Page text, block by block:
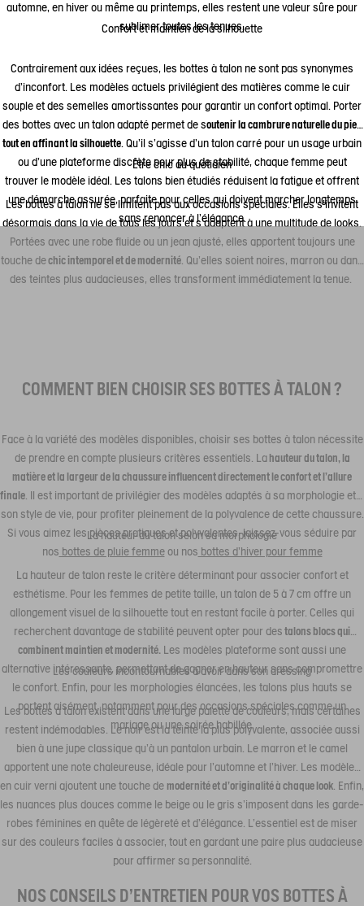
automne, en hiver ou même au printemps, elles restent une valeur sûre pour
sublimer toutes les tenues.
Confort et maintien de la silhouette
Contrairement aux idées reçues, les bottes à talon ne sont pas synonymes
d’inconfort. Les modèles actuels privilégient des matières comme le cuir
souple et des semelles amortissantes pour garantir un confort optimal. Porter
des bottes avec un talon adapté permet de soutenir la cambrure naturelle du pied
tout en affinant la silhouette. Qu’il s’agisse d’un talon carré pour un usage urbain
ou d’une plateforme discrète pour plus de stabilité, chaque femme peut
trouver le modèle idéal. Les talons bien étudiés réduisent la fatigue et offrent
une démarche assurée, parfaite pour celles qui doivent marcher longtemps
sans renoncer à l’élégance.
Être chic au quotidien
Les bottes à talon ne se limitent pas aux occasions spéciales. Elles s’invitent
désormais dans la vie de tous les jours et s’adaptent à une multitude de looks.
Portées avec une robe fluide ou un jean ajusté, elles apportent toujours une
touche dechic intemporel et de modernité. Qu’elles soient noires, marron ou dans
des teintes plus audacieuses, elles transforment immédiatement la tenue.
COMMENT BIEN CHOISIR SES BOTTES À TALON ?
Face à la variété des modèles disponibles, choisir ses bottes à talon nécessite
de prendre en compte plusieurs critères essentiels. Lahauteur du talon, la
matière et la largeur de la chaussure influencent directement le confort et l’allure
finale . Il est important de privilégier des modèles adaptés à sa morphologie et à
son style de vie, pour profiter pleinement de la polyvalence de cette chaussure.
Si vous aimez les pièces pratiques et polyvalentes, laissez-vous séduire par
nos bottes de pluie femmeou nos bottes d’hiver pour femme
La hauteur du talon selon sa morphologie
La hauteur de talon reste le critère déterminant pour associer confort et
esthétisme. Pour les femmes de petite taille, un talon de 5 à 7 cm offre un
allongement visuel de la silhouette tout en restant facile à porter. Celles qui
recherchent davantage de stabilité peuvent opter pour des talons blocs qui
combinent maintien et modernité. Les modèles plateforme sont aussi une
alternative intéressante, permettant de gagner en hauteur sans compromettre
le confort. Enfin, pour les morphologies élancées, les talons plus hauts se
portent aisément, notamment pour des occasions spéciales comme un
mariage ou une soirée habillée.
Les couleurs incontournables à avoir dans son dressing
Les bottes à talon existent dans une large palette de couleurs, mais certaines
restent indémodables. Le noir est la teinte la plus polyvalente, associée aussi
bien à une jupe classique qu’à un pantalon urbain. Le marron et le camel
apportent une note chaleureuse, idéale pour l’automne et l’hiver. Les modèles
en cuir verni ajoutent une touche de modernité et d’originalité à chaque look . Enfin,
les nuances plus douces comme le beige ou le gris s’imposent dans les garde-
robes féminines en quête de légèreté et d’élégance. L’essentiel est de miser
sur des couleurs faciles à associer, tout en gardant une paire plus audacieuse
pour affirmer sa personnalité.
NOS CONSEILS D'ENTRETIEN POUR VOS BOTTES À